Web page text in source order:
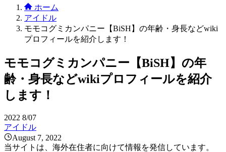
ホーム
アイドル
モモコグミカンパニー【BiSH】の年齢・身長などwiki
プロフィールを紹介します！
モモコグミカンパニー【BiSH】の年
齢・身長などwikiプロフィールを紹介
します！
2022 8/07
アイドル
August 7, 2022
当サイトは、海外在住者に向けて情報を発信しています。